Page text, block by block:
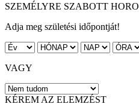
SZEMÉLYRE SZABOTT
Adja meg születési időpontját!
VAGY
KÉREM AZ ELEMZÉST